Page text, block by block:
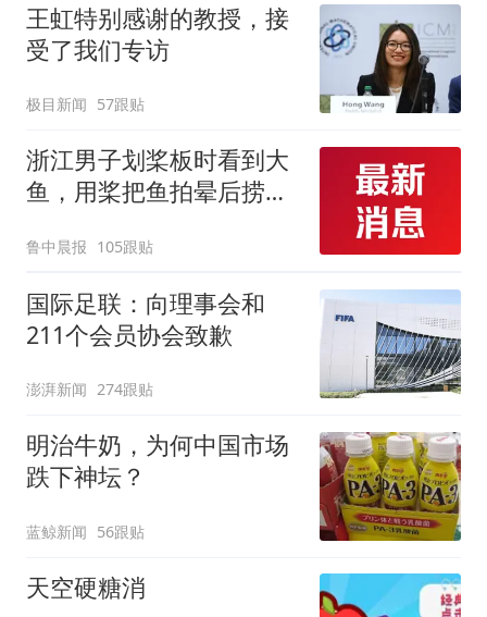
王虹特别感谢的教授，接
受了我们专访
极目新闻 57跟贴
浙江男子划桨板时看到大
鱼，用桨把鱼拍晕后捞
两，做成红烧辣子鱼块，
味道很好
鲁中晨报 105跟贴
国际足联：向理事会和
211个会员协会致歉
澎湃新闻 274跟贴
明治牛奶，为何中国市场
跌下神坛？
蓝鲸新闻 56跟贴
天空硬糖消